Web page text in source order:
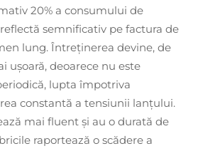
20% a consumului de
semnificativ pe factura de
lung. Întreținerea devine, de
ușoară, deoarece nu este
lupta împotriva
constantă a tensiunii lanțului.
mai fluent și au o durată de
raportează o scădere a